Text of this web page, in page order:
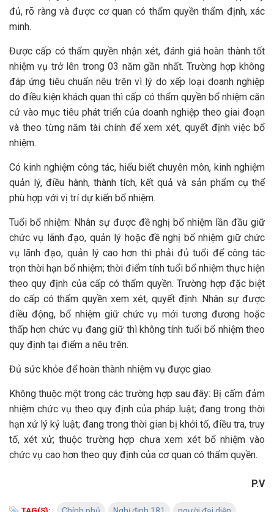
đủ, rõ ràng và được cơ quan có thẩm quyền thẩm định, xác
minh.
Được cấp có thẩm quyền nhận xét, đánh giá hoàn thành tốt
nhiệm vụ trở lên trong 03 năm gần nhất. Trường hợp không
đáp ứng tiêu chuẩn nêu trên vì lý do xếp loại doanh nghiệp
do điều kiện khách quan thì cấp có thẩm quyền bổ nhiệm căn
cứ vào mục tiêu phát triển của doanh nghiệp theo giai đoạn
và theo từng năm tài chính để xem xét, quyết định việc bổ
nhiệm.
Có kinh nghiệm công tác, hiểu biết chuyên môn, kinh nghiệm
quản lý, điều hành, thành tích, kết quả và sản phẩm cụ thể
phù hợp với vị trí dự kiến bổ nhiệm.
Tuổi bổ nhiệm: Nhân sự được đề nghị bổ nhiệm lần đầu giữ
chức vụ lãnh đạo, quản lý hoặc đề nghị bổ nhiệm giữ chức
vụ lãnh đạo, quản lý cao hơn thì phải đủ tuổi để công tác
trọn thời hạn bổ nhiệm; thời điểm tính tuổi bổ nhiệm thực hiện
theo quy định của cấp có thẩm quyền. Trường hợp đặc biệt
do cấp có thẩm quyền xem xét, quyết định. Nhân sự được
điều động, bổ nhiệm giữ chức vụ mới tương đương hoặc
thấp hơn chức vụ đang giữ thì không tính tuổi bổ nhiệm theo
quy định tại điểm a nêu trên.
Đủ sức khỏe để hoàn thành nhiệm vụ được giao.
Không thuộc một trong các trường hợp sau đây: Bị cấm đảm
nhiệm chức vụ theo quy định của pháp luật; đang trong thời
hạn xử lý kỷ luật; đang trong thời gian bị khởi tố, điều tra, truy
tố, xét xử; thuộc trường hợp chưa xem xét bổ nhiệm vào
chức vụ cao hơn theo quy định của cơ quan có thẩm quyền.
P.V